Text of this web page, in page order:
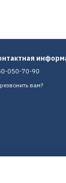
050-70-90
вам?